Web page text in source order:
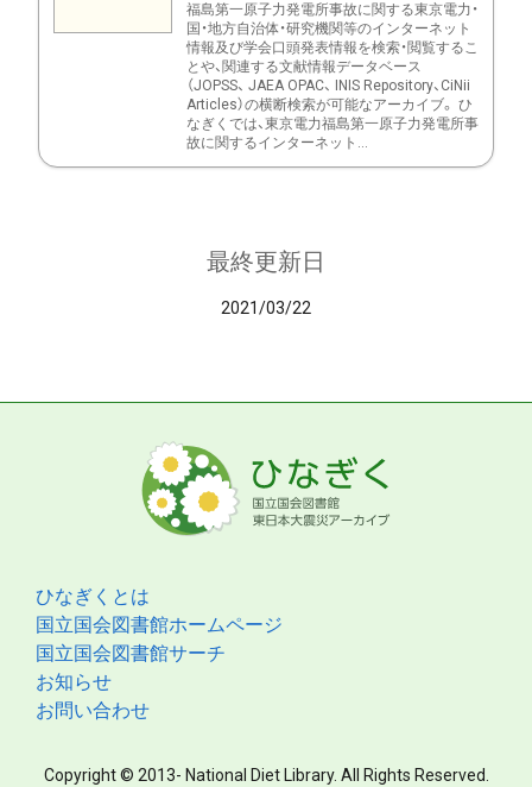
福島第一原子力発電所事故に関する東京電力・
国・地方自治体・研究機関等のインターネット
情報及び学会口頭発表情報を検索・閲覧するこ
とや、関連する文献情報データベース
（JOPSS、 JAEA OPAC、 INIS Repository、CiNii
Articles）の横断検索が可能なアーカイブ。 ひ
なぎくでは、東京電力福島第一原子力発電所事
故に関するインターネット...
最終更新日
2021/03/22
ひなぎくとは
国立国会図書館ホームページ
国立国会図書館サーチ
お知らせ
お問い合わせ
Copyright © 2013- National Diet Library. All Rights Reserved.